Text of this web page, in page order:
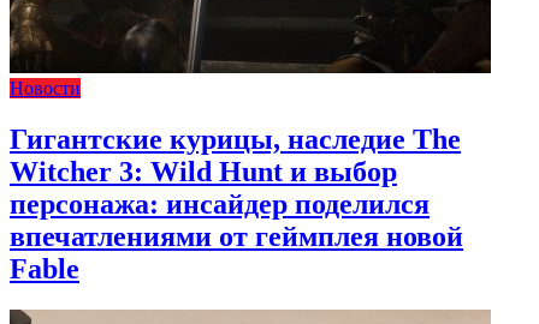
Новости
Гигантские курицы, наследие The
Witcher 3: Wild Hunt и выбор
персонажа: инсайдер поделился
впечатлениями от геймплея новой
Fable